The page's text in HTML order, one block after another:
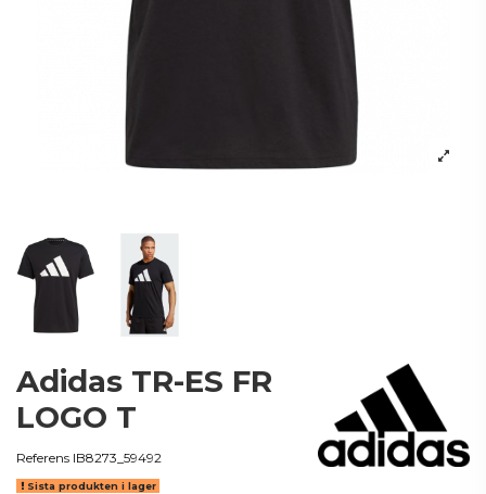
Adidas TR-ES FR
LOGO T
Referens IB8273_59492
Sista produkten i lager